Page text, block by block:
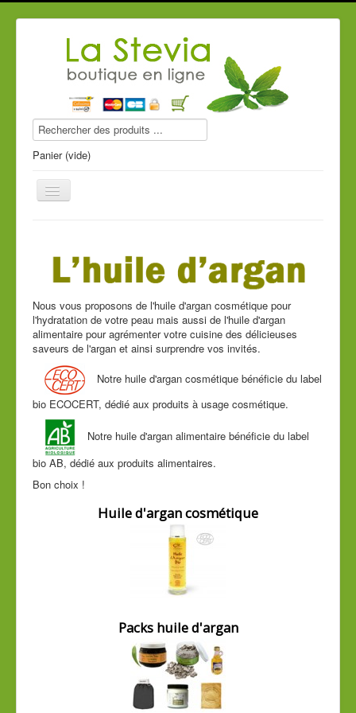
Panier (vide)
Produits stevia
Compléments alimentaires
Produits de beauté
Guide conseil
Nous vous proposons de l'huile d'argan cosmétique pour
l'hydratation de votre peau mais aussi de l'huile d'argan
alimentaire pour agrémenter votre cuisine des délicieuses
saveurs de l'argan et ainsi surprendre vos invités.
Notre huile d'argan cosmétique bénéficie du label
bio ECOCERT, dédié aux produits à usage cosmétique.
Notre huile d'argan alimentaire bénéficie du label
bio AB, dédié aux produits alimentaires.
Bon choix !
Huile d'argan cosmétique
Packs huile d'argan